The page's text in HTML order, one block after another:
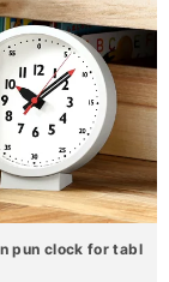
pun clock for tabl